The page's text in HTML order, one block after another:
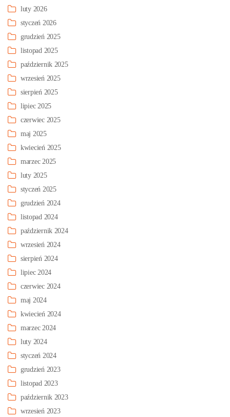
luty 2026
styczeń 2026
grudzień 2025
listopad 2025
październik 2025
wrzesień 2025
sierpień 2025
lipiec 2025
czerwiec 2025
maj 2025
kwiecień 2025
marzec 2025
luty 2025
styczeń 2025
grudzień 2024
listopad 2024
październik 2024
wrzesień 2024
sierpień 2024
lipiec 2024
czerwiec 2024
maj 2024
kwiecień 2024
marzec 2024
luty 2024
styczeń 2024
grudzień 2023
listopad 2023
październik 2023
wrzesień 2023